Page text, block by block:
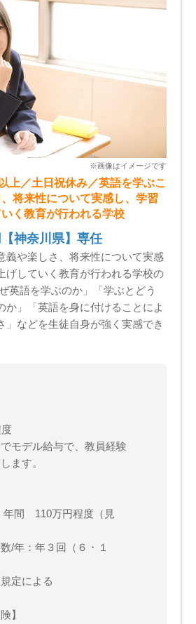
上／土日祝休み／英語を学ぶこ
将来性について実感し、学習
く教育が行われる学校
神奈川県】専任
義や楽しさ、将来性について実感
げしていく教育が行われる学校の
英語を学ぶのか」「学ぶとどう
か」「英語を身に付けることによ
」などを生徒自身が強く実感でき
モデル給与で、教員経験
ます。
年間 110万円程度（見
/年：年３回（６・１
定による
】